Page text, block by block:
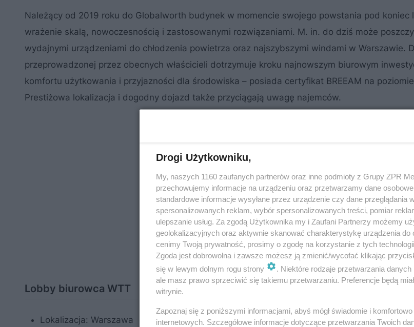
Należący od 2019 roku do Globalworth budynek w momencie swojego powstania pod koniec
wrażenie skalą, nowoczesnością i zastosowanymi rozwiązaniami. M. in. do dziś może
wydajnymi urządzeniami do chłodzenia powietrza oraz najszybszymi windami w Warszawie.
przeprowadzonej przez obecnych właścicieli dotrzymuje kroku najnowszym biurowym
komfortu użytkowania i przyjazności dla środowiska – posiada certyfikat BREEAM na poziomie
Prestiżowa lokalizacja i dogodny dojazd także przyciągają uwagę najemców.
Lobby biurowca WTT
Lokalizacja: Warszawa
Drogi Użytkowniku,
My, naszych 1160 zaufanych partnerów oraz inne podmioty z Grupy ZPR
przechowujemy informacje na urządzeniu oraz przetwarzamy dane
standardowe informacje wysyłane przez urządzenie czy dane przeglądania
spersonalizowanych reklam, wybór spersonalizowanych treści, pomiar
ulepszanie usług. Za zgodą Użytkownika my i Zaufani Partnerzy możemy
geolokalizacyjnych oraz aktywnie skanować charakterystykę urządzenia do
cenimy Twoją prywatność, prosimy o zgodę na korzystanie z tych
Zgoda jest dobrowolna i zawsze możesz ją zmienić/wycofać klikając
się w lewym dolnym rogu strony
. Niektóre rodzaje przetwarzania
ale masz prawo sprzeciwić się takiemu przetwarzaniu. Preferencje będą
witrynie.
Zapoznaj się z poniższymi informacjami, abyś mógł świadomie i
internetowych. Szczegółowe informacje dotyczące przetwarzania Twoich